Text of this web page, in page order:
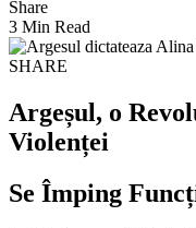
Share
3 Min Read
SHARE
Argeșul, o
Violenței
Se Împing